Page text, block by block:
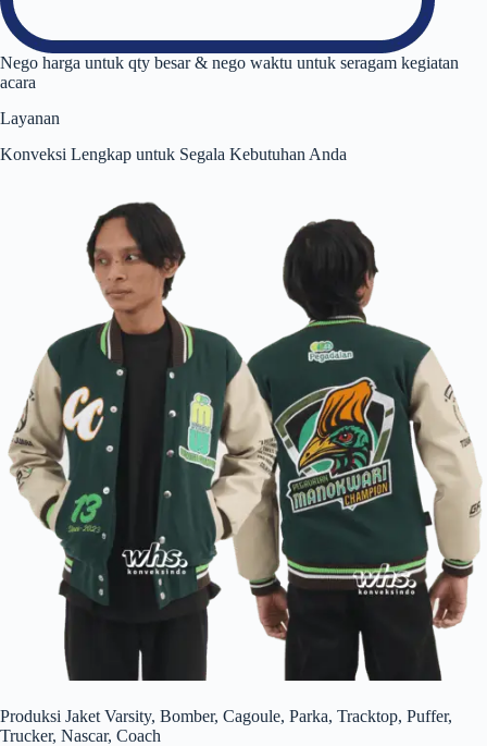
Nego harga untuk qty besar & nego waktu untuk seragam kegiatan
acara
Layanan
Konveksi Lengkap untuk Segala Kebutuhan Anda
Produksi Jaket Varsity, Bomber, Cagoule, Parka, Tracktop, Puffer,
Trucker, Nascar, Coach